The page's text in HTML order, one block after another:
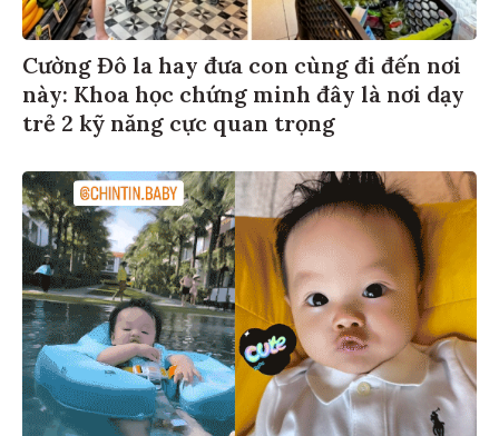
Cường Đô la hay đưa con cùng đi đến nơi
này: Khoa học chứng minh đây là nơi dạy
trẻ 2 kỹ năng cực quan trọng